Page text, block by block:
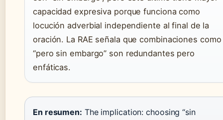
capacidad expresiva porque funciona como
locución adverbial independiente al final de la
oración. La RAE señala que combinaciones como
“pero sin embargo” son redundantes pero
enfáticas.
En resumen: The implication: choosing “sin